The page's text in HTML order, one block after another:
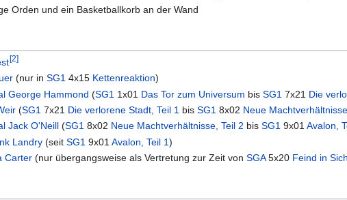
Orden und ein Basketballkorb an der Wand
[2]
(nur inSG1 4x15 Kettenreaktion)
George Hammond (SG1 1x01 Das Tor zum Universum bisSG1 7x21 Die
(SG1 7x21 Die verlorene Stadt, Teil 1 bisSG1 8x02 Neue
Jack O'Neill (SG1 8x02 Neue Machtverhältnisse, Teil 2 bisSG1 9x01Avalon,
Landry (seitSG1 9x01Avalon, Teil 1)
Carter (nur übergangsweise als Vertretung zur Zeit vonSGA 5x20 Feind in